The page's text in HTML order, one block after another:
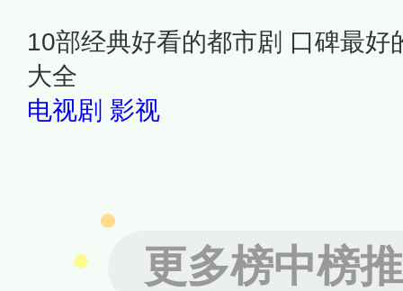
10部经典好看的都市剧 口碑最好
大全
电视剧 影视
更多榜中榜